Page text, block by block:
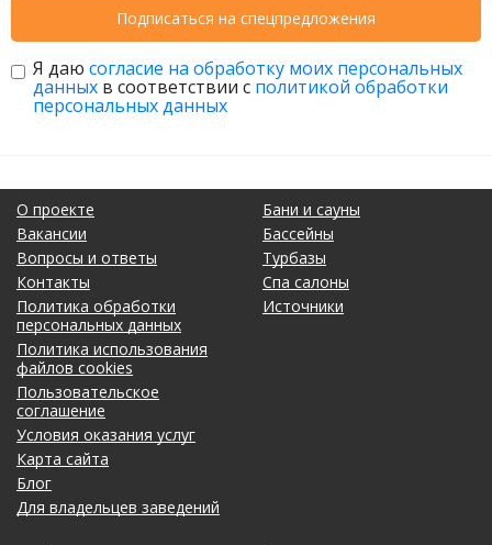
Подписаться на спецпредложения
Я даю согласие на обработку моих персональных
данных в соответствии с политикой обработки
персональных данных
О проекте
Вакансии
Вопросы и ответы
Контакты
Политика обработки
персональных данных
Политика использования
файлов cookies
Пользовательское
соглашение
Условия оказания услуг
Карта сайта
Блог
Для владельцев заведений
Бани и сауны
Бассейны
Турбазы
Спа салоны
Источники